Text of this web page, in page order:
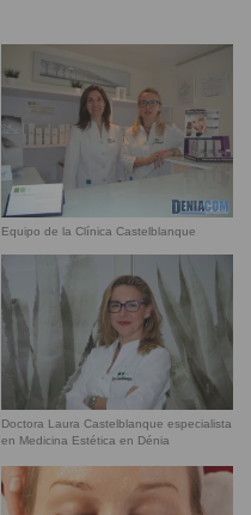
Equipo de la Clínica Castelblanque
Doctora Laura Castelblanque especialista
en Medicina Estética en Dénia